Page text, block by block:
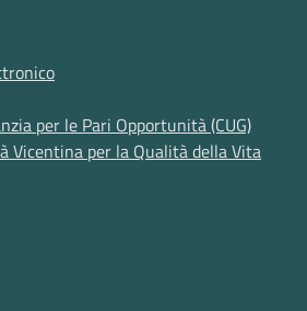
per le Pari Opportunità (CUG)
Vicentina per la Qualità della Vita